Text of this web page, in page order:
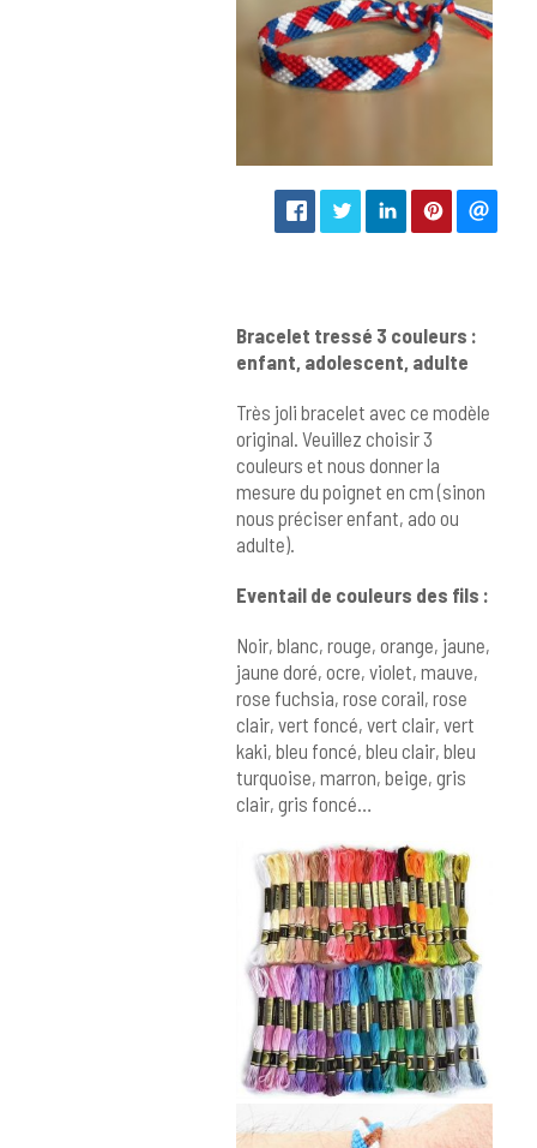
Bracelet tressé 3 couleurs :
enfant, adolescent, adulte
Très joli bracelet avec ce modèle
original. Veuillez choisir 3
couleurs et nous donner la
mesure du poignet en cm (sinon
nous préciser enfant, ado ou
adulte).
Eventail de couleurs des fils :
Noir, blanc, rouge, orange, jaune,
jaune doré, ocre, violet, mauve,
rose fuchsia, rose corail, rose
clair, vert foncé, vert clair, vert
kaki, bleu foncé, bleu clair, bleu
turquoise, marron, beige, gris
clair, gris foncé…